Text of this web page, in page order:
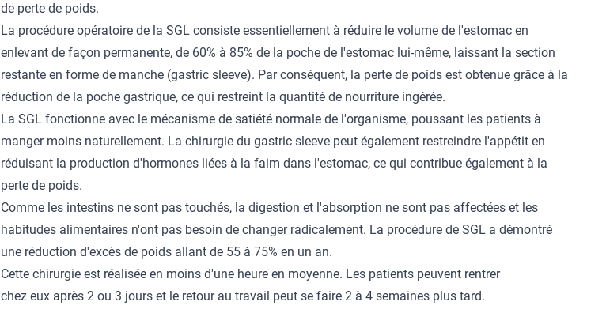
de perte de poids.
La procédure opératoire de la SGL consiste essentiellement à réduire le volume de l'estomac en
enlevant de façon permanente, de 60% à 85% de la poche de l'estomac lui-même, laissant la section
restante en forme de manche (gastric sleeve). Par conséquent, la perte de poids est obtenue grâce à la
réduction de la poche gastrique, ce qui restreint la quantité de nourriture ingérée.
La SGL fonctionne avec le mécanisme de satiété normale de l'organisme, poussant les patients à
manger moins naturellement. La chirurgie du gastric sleeve peut également restreindre l'appétit en
réduisant la production d'hormones liées à la faim dans l'estomac, ce qui contribue également à la
perte de poids.
Comme les intestins ne sont pas touchés, la digestion et l'absorption ne sont pas affectées et les
habitudes alimentaires n'ont pas besoin de changer radicalement. La procédure de SGL a démontré
une réduction d'excès de poids allant de 55 à 75% en un an.
Cette chirurgie est réalisée en moins d'une heure en moyenne. Les patients peuvent rentrer
chez eux après 2 ou 3 jours et le retour au travail peut se faire 2 à 4 semaines plus tard.